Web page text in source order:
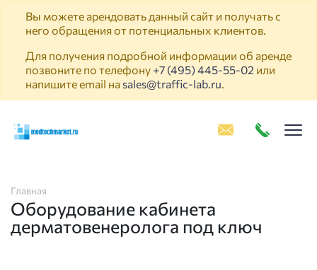
Вы можете арендовать данный сайт и получать с
него обращения от потенциальных клиентов.
Для получения подробной информации об аренде
позвоните по телефону +7 (495) 445-55-02 или
напишите email на sales@traffic-lab.ru.
Главная
Оборудование кабинета
дерматовенеролога под ключ